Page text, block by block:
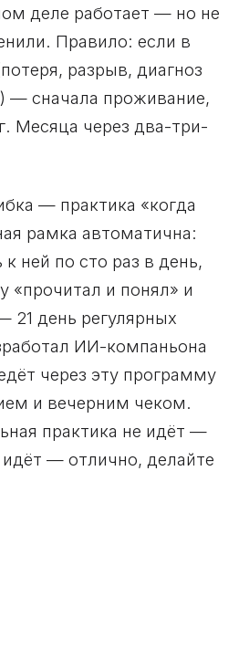
деле работает — но не
Правило: если в
разрыв, диагноз
— сначала проживание,
Месяца через два-три-
— практика «когда
рамка автоматична:
ней по сто раз в день,
«прочитал и понял» и
21 день регулярных
ИИ-компаньона
через эту программу
и вечерним чеком.
практика не идёт —
— отлично, делайте